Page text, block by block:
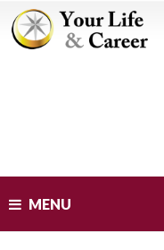
MENU